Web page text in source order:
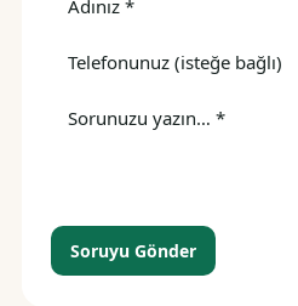
Soruyu Gönder